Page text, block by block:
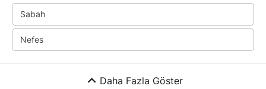
Sabah
Nefes
Daha Fazla Göster